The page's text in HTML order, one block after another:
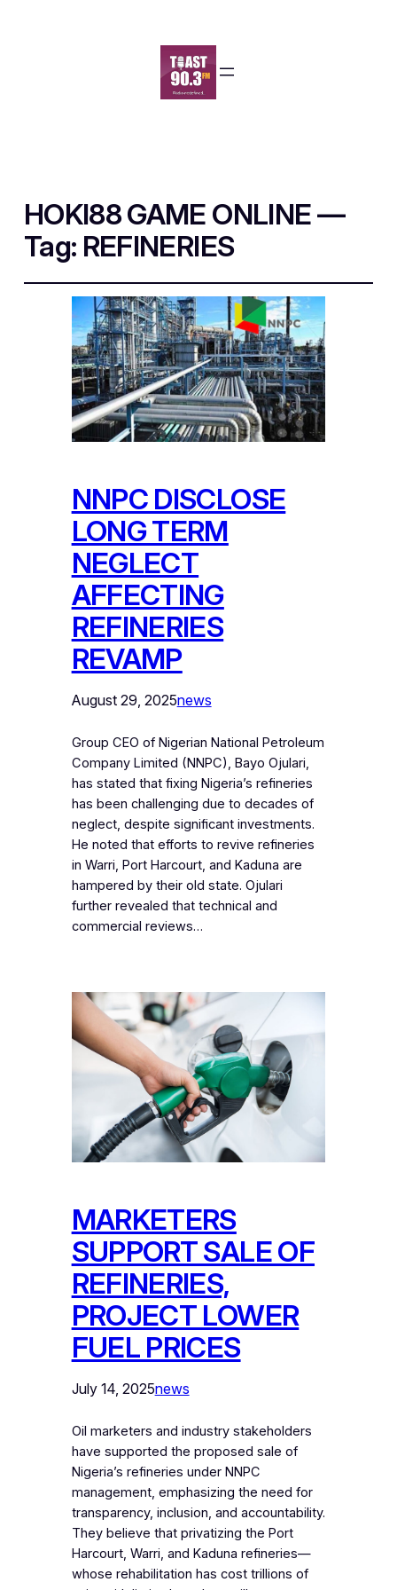
HOKI88 GAME ONLINE —
Tag: REFINERIES
NNPC DISCLOSE
LONG TERM
NEGLECT
AFFECTING
REFINERIES
REVAMP
August 29, 2025news
Group CEO of Nigerian National Petroleum
Company Limited (NNPC), Bayo Ojulari,
has stated that fixing Nigeria’s refineries
has been challenging due to decades of
neglect, despite significant investments.
He noted that efforts to revive refineries
in Warri, Port Harcourt, and Kaduna are
hampered by their old state. Ojulari
further revealed that technical and
commercial reviews…
MARKETERS
SUPPORT SALE OF
REFINERIES,
PROJECT LOWER
FUEL PRICES
July 14, 2025news
Oil marketers and industry stakeholders
have supported the proposed sale of
Nigeria’s refineries under NNPC
management, emphasizing the need for
transparency, inclusion, and accountability.
They believe that privatizing the Port
Harcourt, Warri, and Kaduna refineries—
whose rehabilitation has cost trillions of